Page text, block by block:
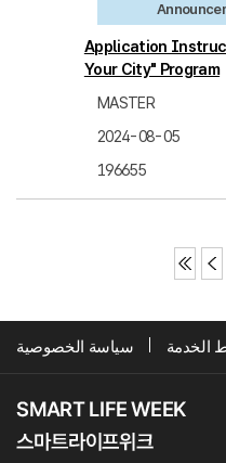
Application
Your City" Program
MASTER
2024-08-05
196655
سياسة الخصوصية الخدمة